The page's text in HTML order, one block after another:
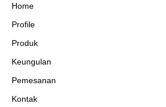
Home
Profile
Produk
Keungulan
Pemesanan
Kontak